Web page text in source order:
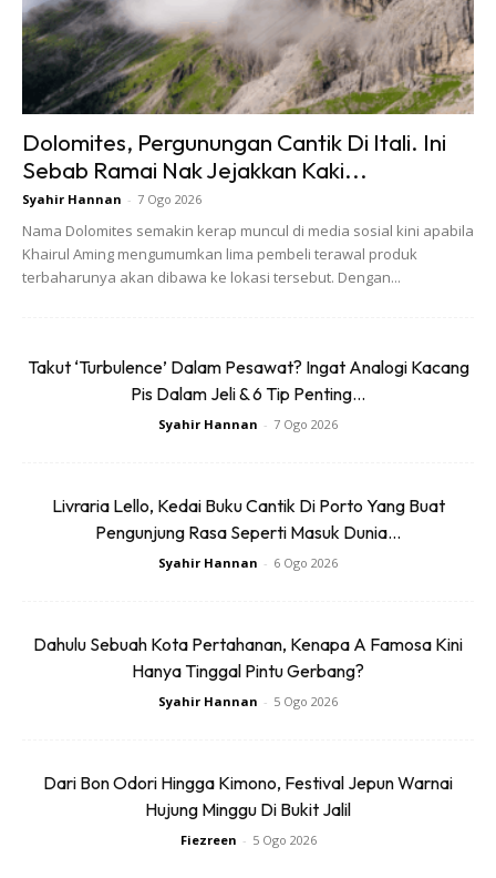
Ads
Layan ATV Dengan Harga Berpatutan
Dolomites, Pergunungan Cantik Di Itali. Ini
Sebab Ramai Nak Jejakkan Kaki...
Syahir Hannan - 7 Ogo 2026
Nama Dolomites semakin kerap muncul di media sosial kini apabila
Khairul Aming mengumumkan lima pembeli terawal produk
terbaharunya akan dibawa ke lokasi tersebut. Dengan...
Takut ‘Turbulence’ Dalam Pesawat? Ingat Analogi Kacang
Pis Dalam Jeli & 6 Tip Penting...
Syahir Hannan - 7 Ogo 2026
Livraria Lello, Kedai Buku Cantik Di Porto Yang Buat
Pengunjung Rasa Seperti Masuk Dunia...
Syahir Hannan - 6 Ogo 2026
Dahulu Sebuah Kota Pertahanan, Kenapa A Famosa Kini
Hanya Tinggal Pintu Gerbang?
Syahir Hannan - 5 Ogo 2026
Dari Bon Odori Hingga Kimono, Festival Jepun Warnai
Hujung Minggu Di Bukit Jalil
Fiezreen - 5 Ogo 2026